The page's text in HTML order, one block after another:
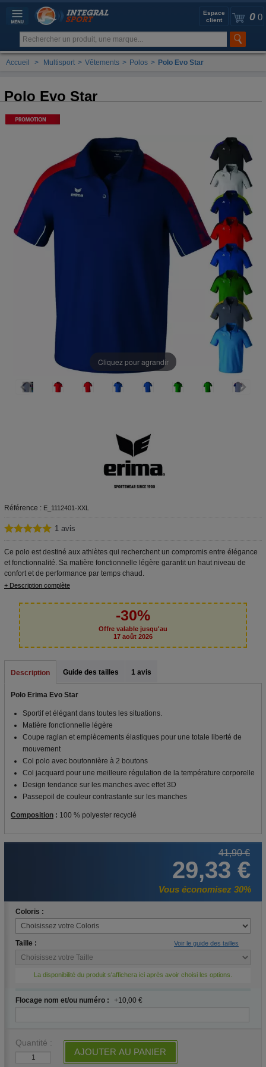
0 0
Espace
client
Accueil > Multisport > Vêtements > Polos > Polo Evo Star
Polo Evo Star
Cliquez pour agrandir
Référence : E_1112401-XXL
1 avis
Ce polo est destiné aux athlètes qui recherchent un compromis entre élégance
et fonctionnalité. Sa matière fonctionnelle légère garantit un haut niveau de
confort et de performance par temps chaud.
+ Description complète
-30%
Offre valable jusqu'au
17 août 2026
Description Guide des tailles 1 avis
Polo Erima Evo Star
Sportif et élégant dans toutes les situations.
Matière fonctionnelle légère
Coupe raglan et empiècements élastiques pour une totale liberté de
mouvement
Col polo avec boutonnière à 2 boutons
Col jacquard pour une meilleure régulation de la température corporelle
Design tendance sur les manches avec effet 3D
Passepoil de couleur contrastante sur les manches
Composition : 100 % polyester recyclé
41,90 €
29,33 €
Vous économisez 30%
Coloris :
Taille : Voir le guide des tailles
La disponibilité du produit s'affichera ici après avoir choisi les options.
Flocage nom et/ou numéro : +10,00 €
Quantité :
AJOUTER AU PANIER